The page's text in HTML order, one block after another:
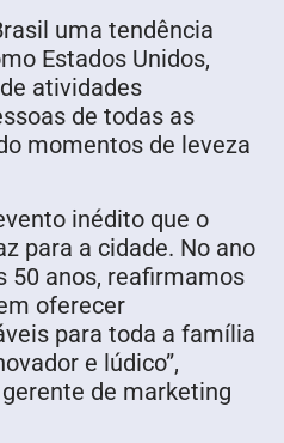
uma tendência
Estados Unidos,
atividades
de todas as
momentos de leveza
inédito que o
para a cidade. No ano
50 anos, reafirmamos
oferecer
para toda a família
e lúdico”,
de marketing